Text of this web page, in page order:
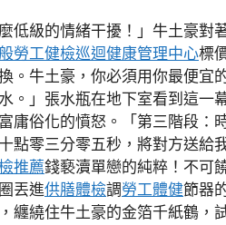
低級的情緒干擾！」牛土豪對
勞工健檢巡迴健康管理中心標
。牛土豪，你必須用你最便宜
。」張水瓶在地下室看到這一
庸俗化的憤怒。「第三階段：
點零三分零五秒，將對方送給
推薦錢褻瀆單戀的純粹！不可
圈丟進供膳體檢調勞工體健節器
纏繞住牛土豪的金箔千紙鶴，